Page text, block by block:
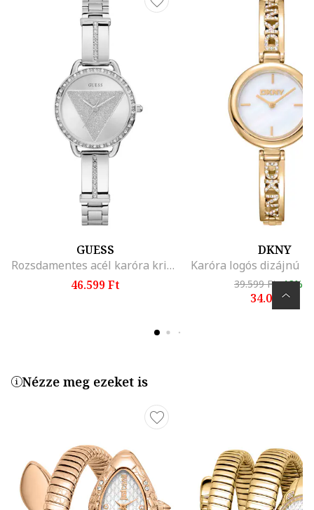
GUESS
Rozsdamentes acél karóra kristályokkal
46.599 Ft
DKNY
39.599 Ft -13%
34.099 Ft
Nézze meg ezeket is